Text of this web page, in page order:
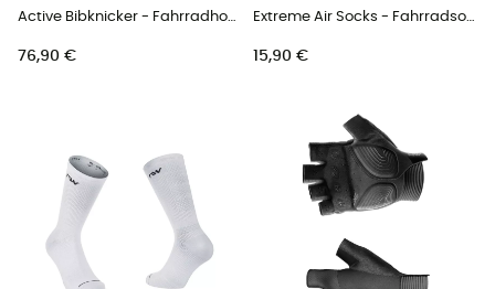
Active Bibknicker - Fahrradhose - Herren
76,90 €
Extreme Air Socks - Fahrradsocken
15,90 €